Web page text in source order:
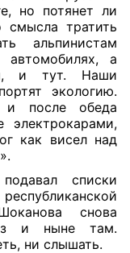
но потянет ли
тратить
альпинистам
а
и тут. Наши
экологию.
после обеда
электрокарами,
как висел над
списки
снова
и ныне там.
ни слышать.